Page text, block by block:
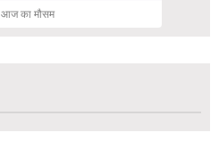
आज का मौसम